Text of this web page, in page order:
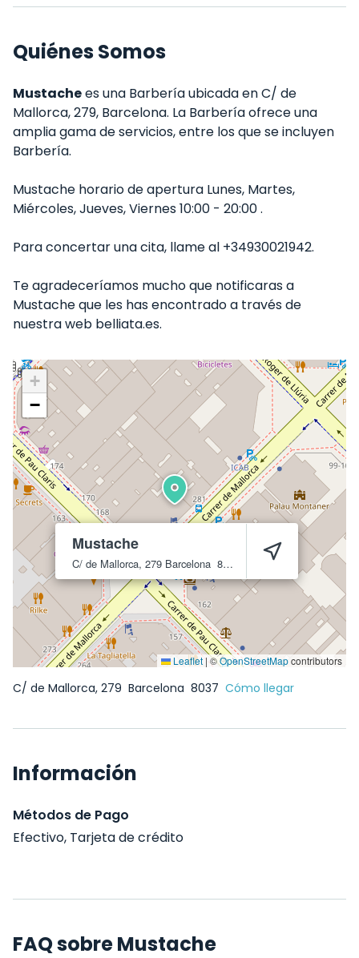
Quiénes Somos
Mustachees una Barbería ubicada en C/ de
Mallorca, 279, Barcelona. La Barbería ofrece una
amplia gama de servicios, entre los que se incluyen
Barbería.
Mustache horario de apertura Lunes, Martes,
Miércoles, Jueves, Viernes 10:00 - 20:00 .
Para concertar una cita, llame al +34930021942.
Te agradeceríamos mucho que notificaras a
Mustache que les has encontrado a través de
nuestra web belliata.es.
Mustache
C/ de Mallorca, 279 Barcelona 8037
+
−
Leaflet| ©OpenStreetMapcontributors
C/ de Mallorca, 279 Barcelona 8037 Cómo llegar
Información
Métodos de Pago
Efectivo, Tarjeta de crédito
FAQ sobre Mustache